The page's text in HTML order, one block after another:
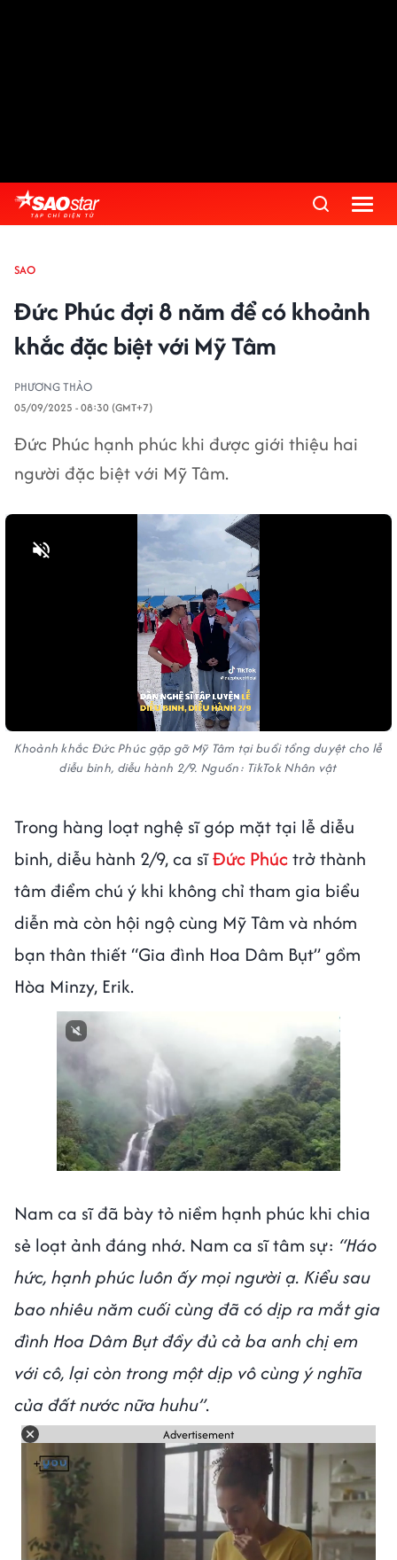
SAO
Đức Phúc đợi 8 năm để có khoảnh
khắc đặc biệt với Mỹ Tâm
PHƯƠNG THẢO
05/09/2025 - 08:30 (GMT+7)
Đức Phúc hạnh phúc khi được giới thiệu hai
người đặc biệt với Mỹ Tâm.
Khoảnh khắc Đức Phúc gặp gỡ Mỹ Tâm tại buổi tổng duyệt cho lễ
diễu binh, diễu hành 2/9. Nguồn: TikTok Nhân vật
Trong hàng loạt nghệ sĩ góp mặt tại lễ diễu
binh, diễu hành 2/9, ca sĩĐức Phúctrở thành
tâm điểm chú ý khi không chỉ tham gia biểu
diễn mà còn hội ngộ cùng Mỹ Tâm và nhóm
bạn thân thiết “Gia đình Hoa Dâm Bụt” gồm
Hòa Minzy, Erik.
Nam ca sĩ đã bày tỏ niềm hạnh phúc khi chia
sẻ loạt ảnh đáng nhớ. Nam ca sĩ tâm sự: “Háo
hức, hạnh phúc luôn ấy mọi người ạ. Kiểu sau
bao nhiêu năm cuối cùng đã có dịp ra mắt gia
đình Hoa Dâm Bụt đầy đủ cả ba anh chị em
với cô, lại còn trong một dịp vô cùng ý nghĩa
của đất nước nữa huhu”.
Advertisement